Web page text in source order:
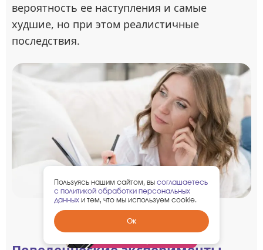
вероятность ее наступления и самые
худшие, но при этом реалистичные
последствия.
Фото: Freepik
Забрать
гарантированный
Пользуясь нашим сайтом, вы соглашаетесь
с политикой обработки персональных
данных и тем, что мы используем cookie.
Ок